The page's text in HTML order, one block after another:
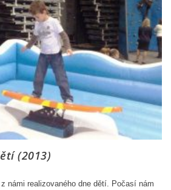
(2013)
námi realizovaného dne dětí. Počasí nám